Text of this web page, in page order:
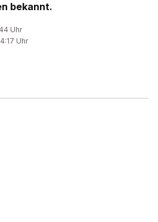
bekannt.
Uhr
Uhr